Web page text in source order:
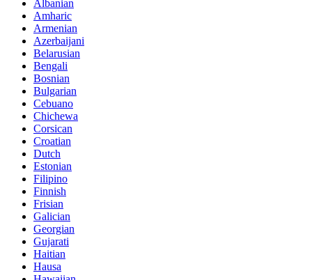
Albanian
Amharic
Armenian
Azerbaijani
Belarusian
Bengali
Bosnian
Bulgarian
Cebuano
Chichewa
Corsican
Croatian
Dutch
Estonian
Filipino
Finnish
Frisian
Galician
Georgian
Gujarati
Haitian
Hausa